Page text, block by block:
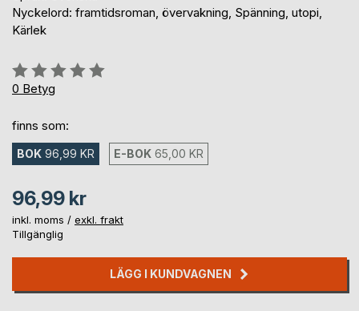
Nyckelord: framtidsroman, övervakning, Spänning, utopi,
Kärlek
Betyg::
0%
0 Betyg
finns som:
BOK 96,99 KR E-BOK 65,00 KR
96,99 kr
inkl. moms / exkl. frakt
Tillgänglig
LÄGG I KUNDVAGNEN